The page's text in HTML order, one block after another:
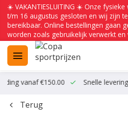
☀️ VAKANTIESLUITING ☀️ Onze
t/m 16 augustus gesloten en wij zijn
bereikbaar. Online bestellingen gaan
worden zoals gebruikelijk verwerkt en
vanaf €150.00 Snelle levering
Terug